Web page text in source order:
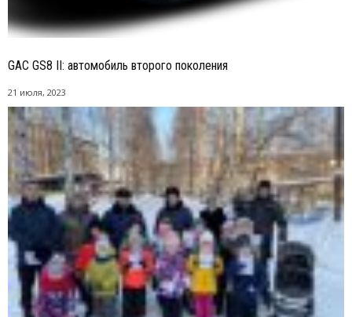
GAC GS8 II: автомобиль второго поколения
21 июля, 2023